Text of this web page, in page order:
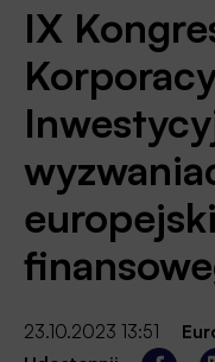
IX
23.10.2023 13:51